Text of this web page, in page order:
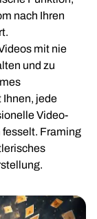
nach Ihren
mit nie
und zu
Ihnen, jede
Video-
Framing